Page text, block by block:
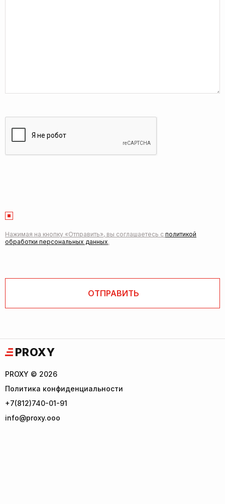
Нажимая на кнопку «Отправить», вы соглашаетесь с политикой
обработки персональных данных.
PROXY
PROXY © 2026
Политика конфиденциальности
+7(812)740-01-91
info@proxy.ooo